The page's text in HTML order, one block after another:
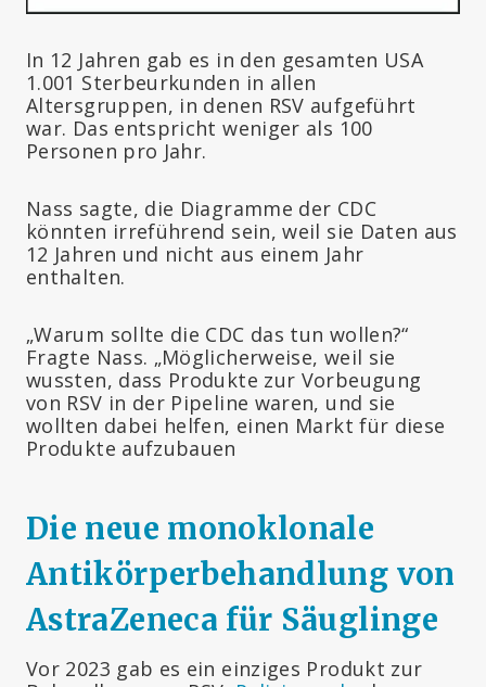
In 12 Jahren gab es in den gesamten USA
1.001 Sterbeurkunden in allen
Altersgruppen, in denen RSV aufgeführt
war. Das entspricht weniger als 100
Personen pro Jahr.
Nass sagte, die Diagramme der CDC
könnten irreführend sein, weil sie Daten aus
12 Jahren und nicht aus einem Jahr
enthalten.
„Warum sollte die CDC das tun wollen?“
Fragte Nass. „Möglicherweise, weil sie
wussten, dass Produkte zur Vorbeugung
von RSV in der Pipeline waren, und sie
wollten dabei helfen, einen Markt für diese
Produkte aufzubauen
Die neue monoklonale
Antikörperbehandlung von
AstraZeneca für Säuglinge
Vor 2023 gab es ein einziges Produkt zur